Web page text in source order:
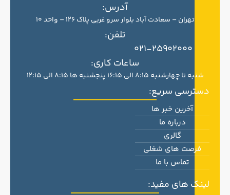
آدرس:
تهران – سعادت آباد بلوار سرو غربی پلاک 126 – واحد 10
تلفن:
021-25902000
ساعات کاری:
شنبه تا چهارشنبه 8:15 الی 16:15 پنجشنبه ها 8:15 الی 12:15
دسترسی سریع:
آخرین خبر ها
درباره ما
گالری
فرصت های شغلی
تماس با ما
لینک های مفید: